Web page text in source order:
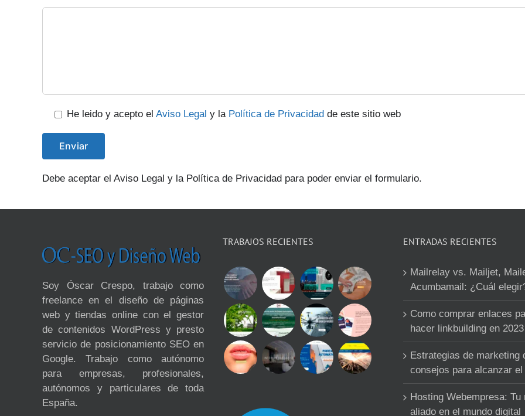
He leido y acepto el Aviso Legal y la Política de Privacidad de este sitio web
Debe aceptar el Aviso Legal y la Política de Privacidad para poder enviar el formulario.
Soy Óscar Crespo, trabajo como
freelance en el diseño de páginas
web y tiendas online con el gestor
de contenidos WordPress y presto
servicio de posicionamiento SEO en
Google. Trabajo como autónomo
para empresas, profesionales,
autónomos y particulares de toda
España.
TRABAJOS RECIENTES ENTRADAS RECIENTES
Mailrelay vs. Mailjet,
Acumbamail: ¿Cuál
Como comprar enlaces
hacer linkbuilding en 2023
Estrategias de marketing
consejos para alcanzar
Hosting Webempresa: Tu
aliado en el mundo digital